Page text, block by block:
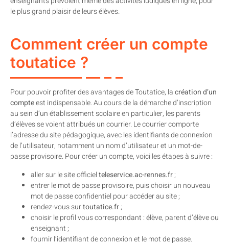
le plus grand plaisir de leurs élèves.
Comment créer un compte
toutatice ?
Pour pouvoir profiter des avantages de Toutatice, lacréation d’un
compteest indispensable. Au cours de la démarche d’inscription
au sein d’un établissement scolaire en particulier, les parents
d’élèves se voient attribués un courrier. Le courrier comporte
l’adresse du site pédagogique, avec les identifiants de connexion
de l’utilisateur, notamment un nom d’utilisateur et un mot-de-
passe provisoire. Pour créer un compte, voici les étapes à suivre :
aller sur le site officielteleservice.ac-rennes.fr;
entrer le mot de passe provisoire, puis choisir un nouveau
mot de passe confidentiel pour accéder au site ;
rendez-vous surtoutatice.fr;
choisir le profil vous correspondant : élève, parent d’élève ou
enseignant ;
fournir l’identifiant de connexion et le mot de passe.